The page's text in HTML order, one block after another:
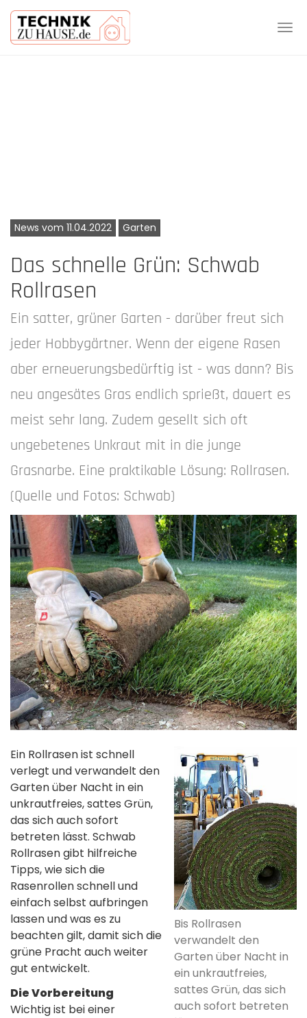
News vom 11.04.2022 Garten
Das schnelle Grün: Schwab
Rollrasen
Ein satter, grüner Garten - darüber freut sich
jeder Hobbygärtner. Wenn der eigene Rasen
aber erneuerungsbedürftig ist - was dann? Bis
neu angesätes Gras endlich sprießt, dauert es
meist sehr lang. Zudem gesellt sich oft
ungebetenes Unkraut mit in die junge
Grasnarbe. Eine praktikable Lösung: Rollrasen.
(Quelle und Fotos: Schwab)
Bis Rollrasen
verwandelt den
Garten über Nacht in
ein unkrautfreies,
sattes Grün, das sich
auch sofort betreten
Ein Rollrasen ist schnell
verlegt und verwandelt den
Garten über Nacht in ein
unkrautfreies, sattes Grün,
das sich auch sofort
betreten lässt. Schwab
Rollrasen gibt hilfreiche
Tipps, wie sich die
Rasenrollen schnell und
einfach selbst aufbringen
lassen und was es zu
beachten gilt, damit sich die
grüne Pracht auch weiter
gut entwickelt.
Die Vorbereitung
Wichtig ist bei einer